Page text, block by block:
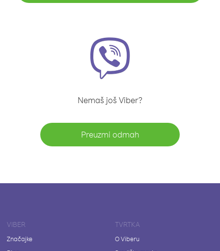
Nemaš još Viber?
Preuzmi odmah
VIBER
Značajke
TVRTKA
O Viberu